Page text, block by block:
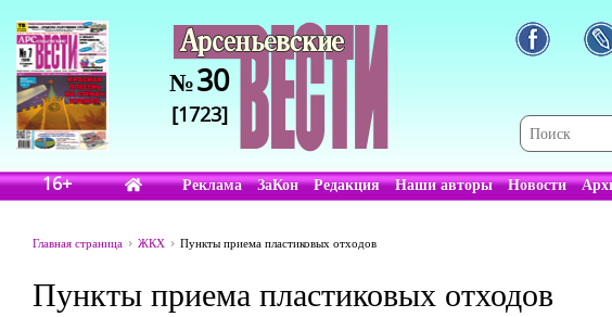
№30
[1723]
16+ Реклама ЗаКон Редакция Наши авторы Новости
Главная страница ЖКХ Пункты приема пластиковых отходов
Пункты приема пластиковых отходов